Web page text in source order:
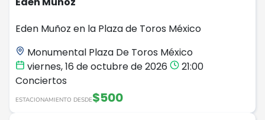
Eden Muñoz en la Plaza de Toros México
Monumental Plaza De Toros México
viernes, 16 de octubre de 2026
21:00
Conciertos
ESTACIONAMIENTO DESDE$500